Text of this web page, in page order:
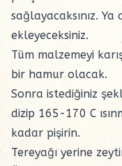
sağlayacaksınız.
ekleyeceksiniz.
Tüm malzemeyi
bir hamur olacak.
Sonra istediğiniz
dizip 165-170 C
kadar pişirin.
Tereyağı yerine